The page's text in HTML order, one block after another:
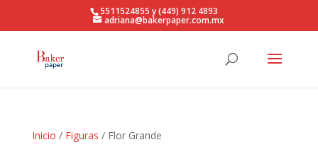
5511524855 y (449) 912 4893
adriana@bakerpaper.com.mx
Inicio / Figuras / Flor Grande